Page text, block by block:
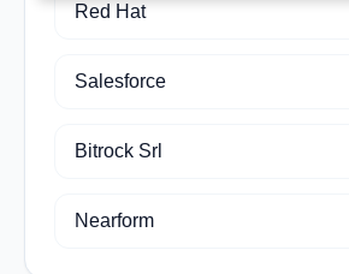
Red Hat
Salesforce
Bitrock Srl
Nearform